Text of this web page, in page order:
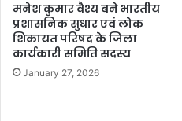
मनेश कुमार वैश्य बने भारतीय
प्रशासनिक सुधार एवं लोक
शिकायत परिषद के जिला
कार्यकारी समिति सदस्य
January 27, 2026